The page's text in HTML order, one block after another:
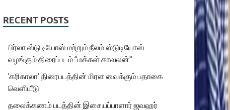
RECENT POSTS
பிர்லா ஸ்டுடியோஸ் மற்றும் நீலம் ஸ்டுடியோஸ்
வழங்கும் திரைப்படம் “மக்கள் காவலன்”
‘கரிகாலா’ திரைபடத்தின் மிரள வைக்கும் பதாகை
வெளியீடு
தலைக்கணம் படத்தின் இசையப்பாளார் ஜவஹர்